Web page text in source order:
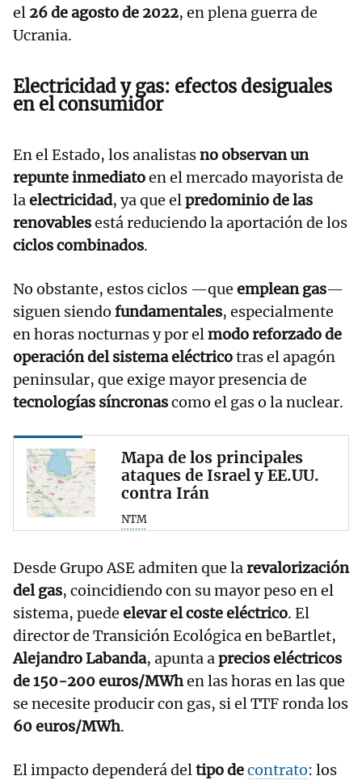
el 26 de agosto de 2022, en plena guerra de
Ucrania.
Electricidad y gas: efectos desiguales
en el consumidor
En el Estado, los analistasno observan un
repunte inmediatoen el mercado mayorista de
laelectricidad, ya que elpredominio de las
renovablesestá reduciendo la aportación de los
ciclos combinados.
No obstante, estos ciclos —que emplean gas—
siguen siendo fundamentales, especialmente
en horas nocturnas y por elmodo reforzado de
operación del sistema eléctricotras el apagón
peninsular, que exige mayor presencia de
tecnologías síncronascomo el gas o la nuclear.
Mapa de los principales
ataques de Israel y EE.UU.
contra Irán
NTM
Desde Grupo ASE admiten que larevalorización
del gas, coincidiendo con su mayor peso en el
sistema, puede elevar el coste eléctrico. El
director de Transición Ecológica en beBartlet,
Alejandro Labanda, apunta aprecios eléctricos
de 150-200 euros/MWhen las horas en las que
se necesite producir con gas, si el TTF ronda los
60 euros/MWh.
El impacto dependerá deltipo decontrato: los